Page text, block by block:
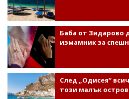
Баба от Зидарово
измамник за
След „Одисея“
този малък